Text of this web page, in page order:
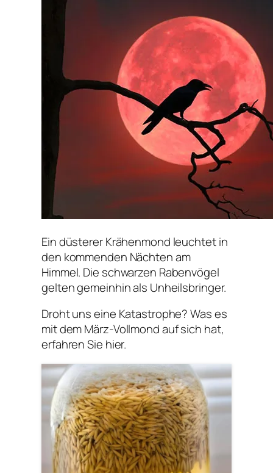
Ein düsterer Krähenmond leuchtet in
den kommenden Nächten am
Himmel. Die schwarzen Rabenvögel
gelten gemeinhin als Unheilsbringer.
Droht uns eine Katastrophe? Was es
mit dem März-Vollmond auf sich hat,
erfahren Sie hier.